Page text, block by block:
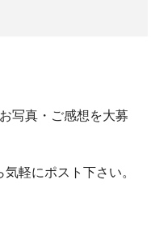
写真・ご感想を大募
軽にポスト下さい。